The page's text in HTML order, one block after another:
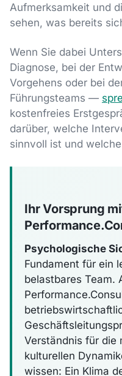
Aufmerksamkeit und
sehen, was bereits
Wenn Sie dabei
Diagnose, bei der
Vorgehens oder bei
Führungsteams —
kostenfreies
darüber, welche
sinnvoll ist und
Ihr Vorsprung
Psychologische
Fundament für ein
belastbares Team.
Verständnis für die
kulturellen
wissen: Ein Klima